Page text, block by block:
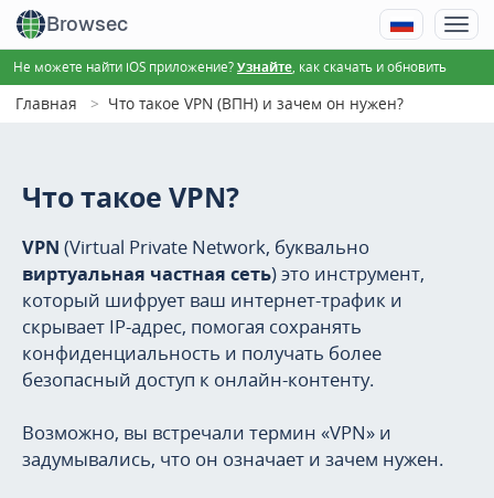
Browsec
Не можете найти iOS приложение?Узнайте , как скачать и обновить
Главная Что такое VPN (ВПН) и зачем он нужен?
Что такое VPN?
VPN (Virtual Private Network, буквально
виртуальная частная сеть) это инструмент,
который шифрует ваш интернет-трафик и
скрывает IP-адрес, помогая сохранять
конфиденциальность и получать более
безопасный доступ к онлайн-контенту.
Возможно, вы встречали термин «VPN» и
задумывались, что он означает и зачем нужен.